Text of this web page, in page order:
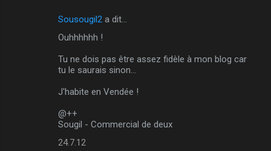
Sousougil2 a dit…
Ouhhhhhh !
Tu ne dois pas être assez fidèle à mon blog car
tu le saurais sinon...
J'habite en Vendée !
@++
Sougil - Commercial de deux
24.7.12